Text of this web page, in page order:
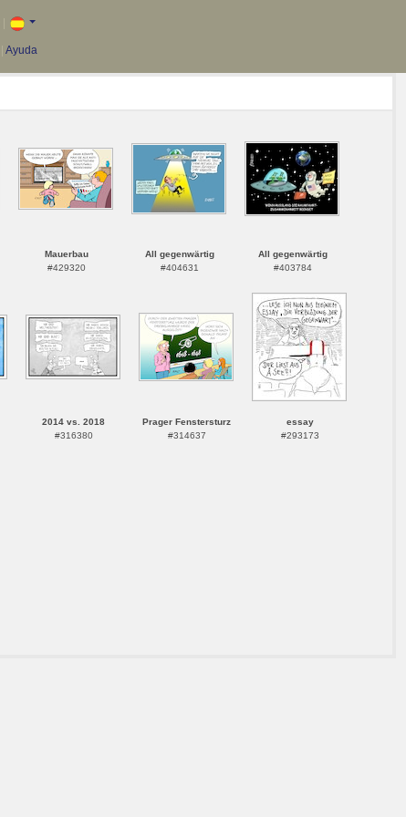
Ayuda
Mauerbau
#429320
All gegenwärtig
#404631
All gegenwärtig
#403784
2014 vs. 2018
#316380
Prager Fenstersturz
#314637
essay
#293173